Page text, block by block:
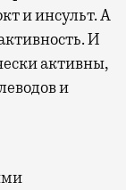
и инсульт. А
И
активны,
и